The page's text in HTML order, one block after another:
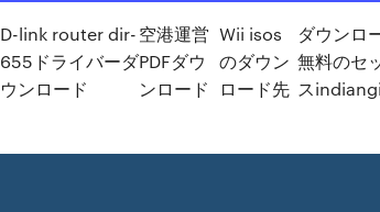
D-link router dir-
655ドライバーダ
ウンロード
空港運営
PDFダウ
ンロード
Wii isos
のダウン
ロード先
ダウンロ
無料のセ
ス